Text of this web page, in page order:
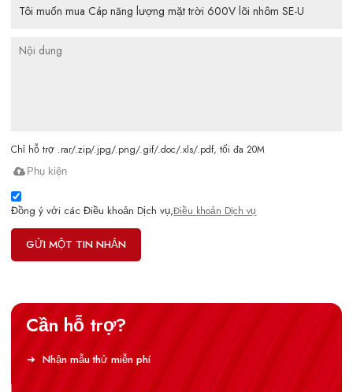
Chỉ hỗ trợ .rar/.zip/.jpg/.png/.gif/.doc/.xls/.pdf, tối đa 20M
Phụ kiện
Đồng ý với các Điều khoản Dịch vụ,Điều khoản Dịch vụ
GỬI MỘT TIN NHẮN
Cần hỗ trợ?
Nhận mẫu thử miễn phí